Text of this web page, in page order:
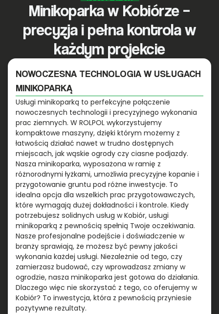
Minikoparka w Kobiórze –
precyzja i pełna kontrola w
każdym projekcie
NOWOCZESNA TECHNOLOGIA W USŁUGACH
MINIKOPARKĄ
Usługi minikoparką to perfekcyjne połączenie
nowoczesnych technologii i precyzyjnego wykonania
prac ziemnych. W ROLPOL wykorzystujemy
kompaktowe maszyny, dzięki którym możemy z
łatwością działać nawet w trudno dostępnych
miejscach, jak wąskie ogrody czy ciasne podjazdy.
Nasza minikoparka, wyposażona w ramię z
różnorodnymi łyżkami, umożliwia precyzyjne kopanie i
przygotowanie gruntu pod różne inwestycje. To
idealna opcja dla wszelkich prac przygotowawczych,
które wymagają dużej dokładności i kontrole. Kiedy
potrzebujesz solidnych usług w Kobiór, usługi
minikoparką z pewnością spełnią Twoje oczekiwania.
Nasze profesjonalne podejście i doświadczenie w
branży sprawiają, że możesz być pewny jakości
wykonania każdej usługi. Niezależnie od tego, czy
zamierzasz budować, czy wprowadzasz zmiany w
ogrodzie, nasza minikoparka jest gotowa do działania.
Dlaczego więc nie skorzystać z tego, co oferujemy w
Kobiór? To inwestycja, która z pewnością przyniesie
pozytywne rezultaty.